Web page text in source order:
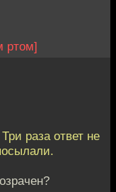
ртом]
раза ответ не